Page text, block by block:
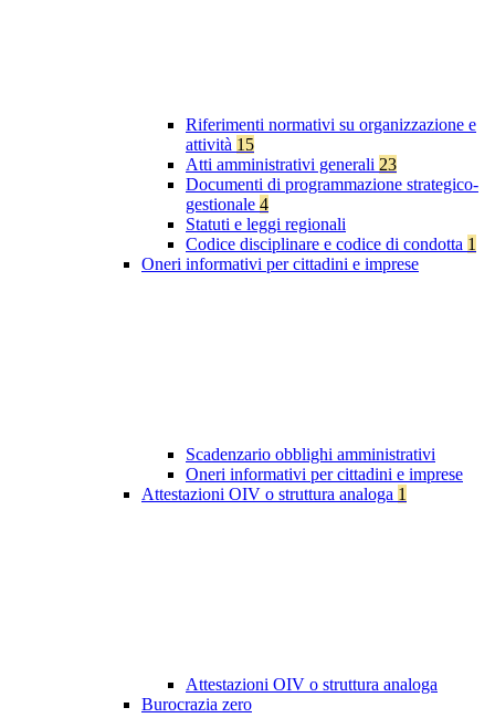
Riferimenti normativi su organizzazione e
attività 15
Atti amministrativi generali 23
Documenti di programmazione strategico-
gestionale 4
Statuti e leggi regionali
Codice disciplinare e codice di condotta 1
Oneri informativi per cittadini e imprese
Scadenzario obblighi amministrativi
Oneri informativi per cittadini e imprese
Attestazioni OIV o struttura analoga 1
Attestazioni OIV o struttura analoga
Burocrazia zero